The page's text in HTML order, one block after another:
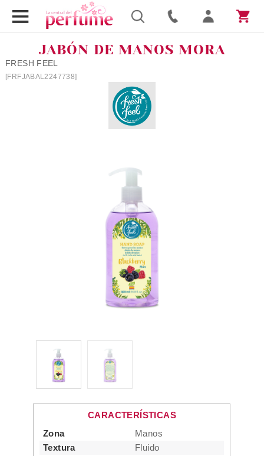
JABÓN DE MANOS MORA
FRESH FEEL
[FRFJABAL2247738]
CARACTERÍSTICAS
Zona
Manos
Textura
Fluido